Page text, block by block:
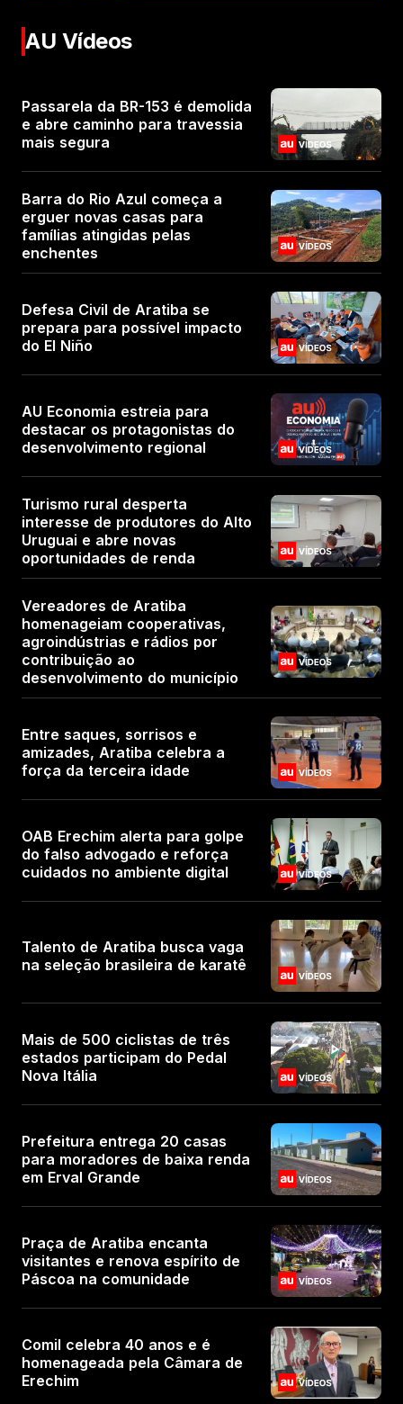
AU Vídeos
Passarela da BR-153 é demolida
e abre caminho para travessia
mais segura
Barra do Rio Azul começa a
erguer novas casas para
famílias atingidas pelas
enchentes
Defesa Civil de Aratiba se
prepara para possível impacto
do El Niño
AU Economia estreia para
destacar os protagonistas do
desenvolvimento regional
Turismo rural desperta
interesse de produtores do Alto
Uruguai e abre novas
oportunidades de renda
Vereadores de Aratiba
homenageiam cooperativas,
agroindústrias e rádios por
contribuição ao
desenvolvimento do município
Entre saques, sorrisos e
amizades, Aratiba celebra a
força da terceira idade
OAB Erechim alerta para golpe
do falso advogado e reforça
cuidados no ambiente digital
Talento de Aratiba busca vaga
na seleção brasileira de karatê
Mais de 500 ciclistas de três
estados participam do Pedal
Nova Itália
Prefeitura entrega 20 casas
para moradores de baixa renda
em Erval Grande
Praça de Aratiba encanta
visitantes e renova espírito de
Páscoa na comunidade
Comil celebra 40 anos e é
homenageada pela Câmara de
Erechim